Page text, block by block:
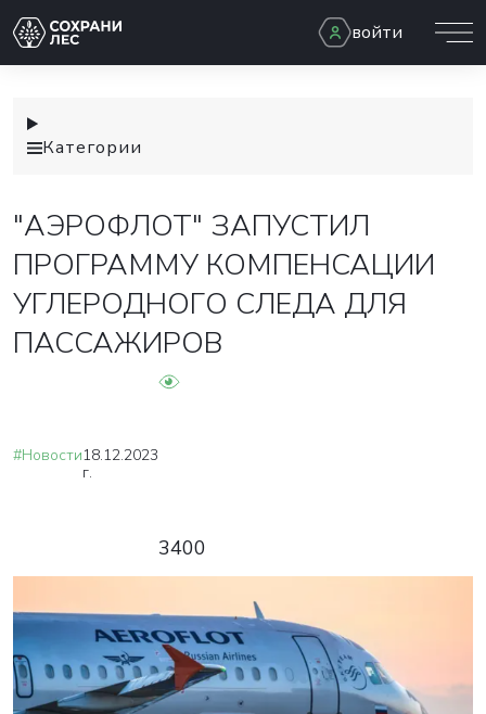
войти
Категории
"АЭРОФЛОТ" ЗАПУСТИЛ
ПРОГРАММУ КОМПЕНСАЦИИ
УГЛЕРОДНОГО СЛЕДА ДЛЯ
ПАССАЖИРОВ
#Новости18.12.2023
г.
3400